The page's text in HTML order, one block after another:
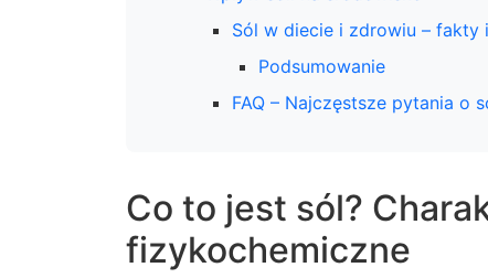
Sól w diecie i zdrowiu – fakty
Podsumowanie
FAQ – Najczęstsze pytania o
Co to jest sól?
fizykochemiczne